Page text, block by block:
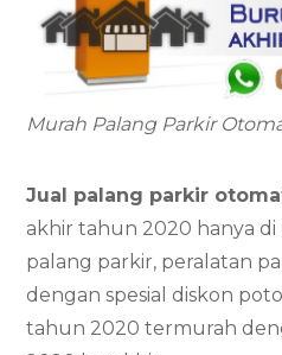
Murah Palang Parkir
Jual palang parkir
akhir tahun 2020 hanya di
palang parkir, peralatan
dengan spesial diskon
tahun 2020 termurah